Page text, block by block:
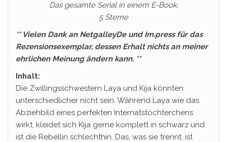
Das gesamte Serial in einem E-Book.
5 Sterne
** Vielen Dank an NetgalleyDe und Im.press für das
Rezensionsexemplar, dessen Erhalt nichts an meiner
ehrlichen Meinung ändern kann. **
Inhalt:
Die Zwillingsschwestern Laya und Kija könnten
unterschiedlicher nicht sein. Während Laya wie das
Abziehbild eines perfekten Internatstöchterchens
wirkt, kleidet sich Kija gerne komplett in schwarz und
ist die Rebellin schlechthin. Das, was sie trennt, ist